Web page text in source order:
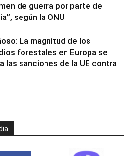
de guerra por parte de
según la ONU
La magnitud de los
forestales en Europa se
las sanciones de la UE contra